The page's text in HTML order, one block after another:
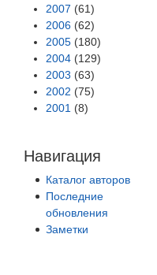
2007 (61)
2006 (62)
2005 (180)
2004 (129)
2003 (63)
2002 (75)
2001 (8)
Навигация
Каталог авторов
Последние
обновления
Заметки